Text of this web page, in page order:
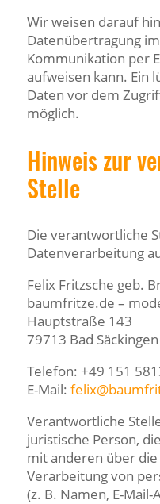
Wir weisen darauf
Datenübertragung
Kommunikation per
aufweisen kann. Ein
Daten vor dem
möglich.
Hinweis zur
Stelle
Die verantwortliche
Datenverarbeitung
Felix Fritzsche geb.
baumfritze.de –
Hauptstraße 143
79713 Bad Säckingen
Telefon: +49 151
E-Mail: felix@
Verantwortliche
juristische Person,
mit anderen über
Verarbeitung von
(z. B. Namen, E-